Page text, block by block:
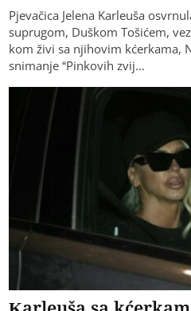
Pjevačica Jelena Karleuša
suprugom, Duškom Tošićem,
kom živi sa njihovim kćerkama,
snimanje “Pinkovih zvij…